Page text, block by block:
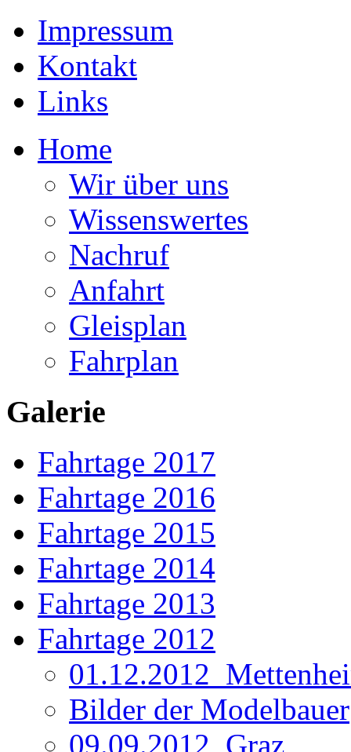
Impressum
Kontakt
Links
Home
Wir über uns
Wissenswertes
Nachruf
Anfahrt
Gleisplan
Fahrplan
Galerie
Fahrtage 2017
Fahrtage 2016
Fahrtage 2015
Fahrtage 2014
Fahrtage 2013
Fahrtage 2012
Bilder der Modelbauer
09.09.2012_Graz